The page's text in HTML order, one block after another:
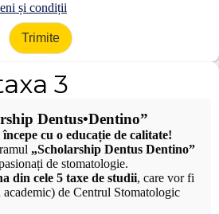
și condiții
Trimite
3
Dentus•Dentino”
cu o educație de calitate!
„Scholarship Dentus Dentino”
de stomatologie.
din cele 5 taxe de studii, care vor fi
de Centrul Stomatologic